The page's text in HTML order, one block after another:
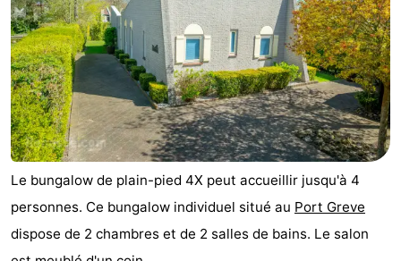
Le bungalow de plain-pied 4X peut accueillir jusqu'à 4
personnes. Ce bungalow individuel situé au Port Greve
dispose de 2 chambres et de 2 salles de bains. Le salon